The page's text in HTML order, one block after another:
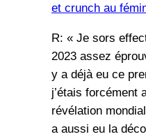
et crunch au
R: « Je sors
2023 assez
y a déjà eu ce
j’étais forcément
révélation
a aussi eu la